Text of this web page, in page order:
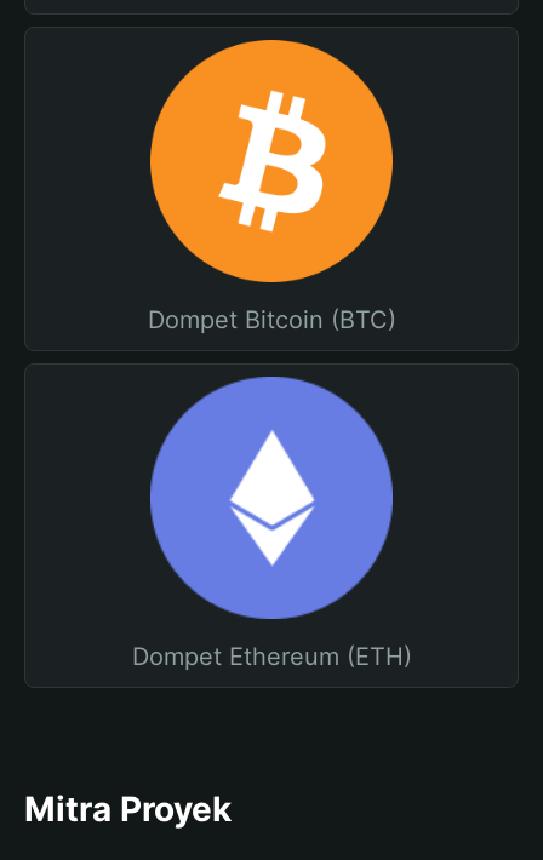
Dompet Bitcoin (BTC)
Dompet Ethereum (ETH)
Mitra Proyek